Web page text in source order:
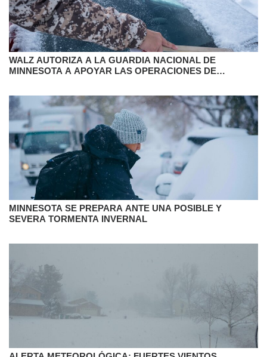
WALZ AUTORIZA A LA GUARDIA NACIONAL DE
MINNESOTA A APOYAR LAS OPERACIONES DE
MINNESOTA SE PREPARA ANTE UNA POSIBLE Y
SEVERA TORMENTA INVERNAL